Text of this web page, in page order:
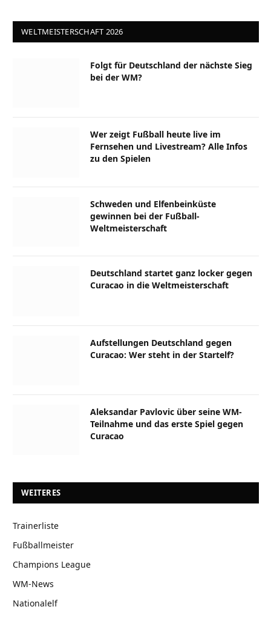
WELTMEISTERSCHAFT 2026
Folgt für Deutschland der nächste Sieg
bei der WM?
Wer zeigt Fußball heute live im
Fernsehen und Livestream? Alle Infos
zu den Spielen
Schweden und Elfenbeinküste
gewinnen bei der Fußball-
Weltmeisterschaft
Deutschland startet ganz locker gegen
Curacao in die Weltmeisterschaft
Aufstellungen Deutschland gegen
Curacao: Wer steht in der Startelf?
Aleksandar Pavlovic über seine WM-
Teilnahme und das erste Spiel gegen
Curacao
WEITERES
Trainerliste
Fußballmeister
Champions League
WM-News
Nationalelf